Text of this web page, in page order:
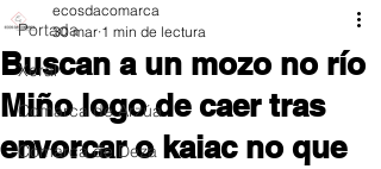
Portada
Xeral
Comarca de Arzúa
Comarca de Deza
Buscan a un mozo no río
Miño logo de caer tras
envorcar o kaiac no que
ecosdacomarca
30 mar 1 min de lectura